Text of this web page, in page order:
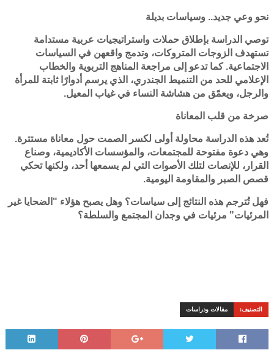
نحو وعي جديد.. وسياسات بديلة
توصي الدراسة بإطلاق حملات واستراتيجيات عربية مستدامة
تستهدف الزوجات المتروكات، وتدمج واقعهن في السياسات
الاجتماعية. كما تدعو إلى مراجعة المناهج التربوية والخطاب
الإعلامي للحد من التنميط الجندري، الذي يرسم أدوارًا ثابتة للمرأة
والرجل، ويعمّق من هشاشة النساء في غياب المعيل.
صرخة من قلب المعاناة
تُعد هذه الدراسة محاولة أولى لكسر الصمت حول معاناة مستترة.
وهي دعوة مفتوحة للمجتمعات، والمؤسسات الأكاديمية، وصناع
القرار، للإنصات لتلك الأصوات التي لم يسمعها أحد، ولكنها تحكي
قصص الصبر والمقاومة اليومية.
فهل تُترجم هذه النتائج إلى سياسات؟ وهل يصبح هؤلاء "الضحايا غير
المرئيات" مرئيات في وجدان المجتمع والسلطة؟
التصنيف: مقالات ودراسات